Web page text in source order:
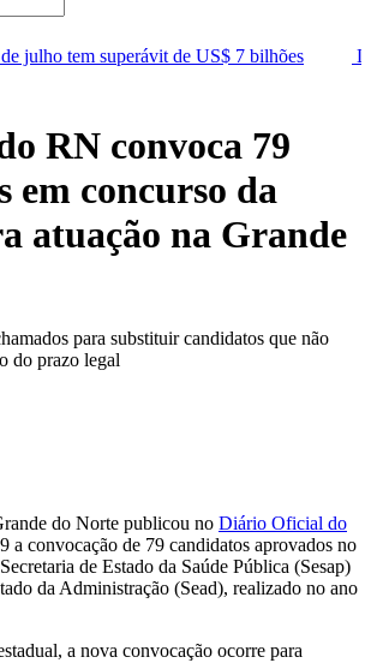
de US$ 7 bilhões
Lei que aumenta
RN convoca 79
em concurso da
atuação na Grande
para substituir candidatos que não
do prazo legal
do Norte publicou no Diário Oficial do
a convocação de 79 candidatos aprovados no
de Estado da Saúde Pública (Sesap)
da Administração (Sead), realizado no ano
a nova convocação ocorre para